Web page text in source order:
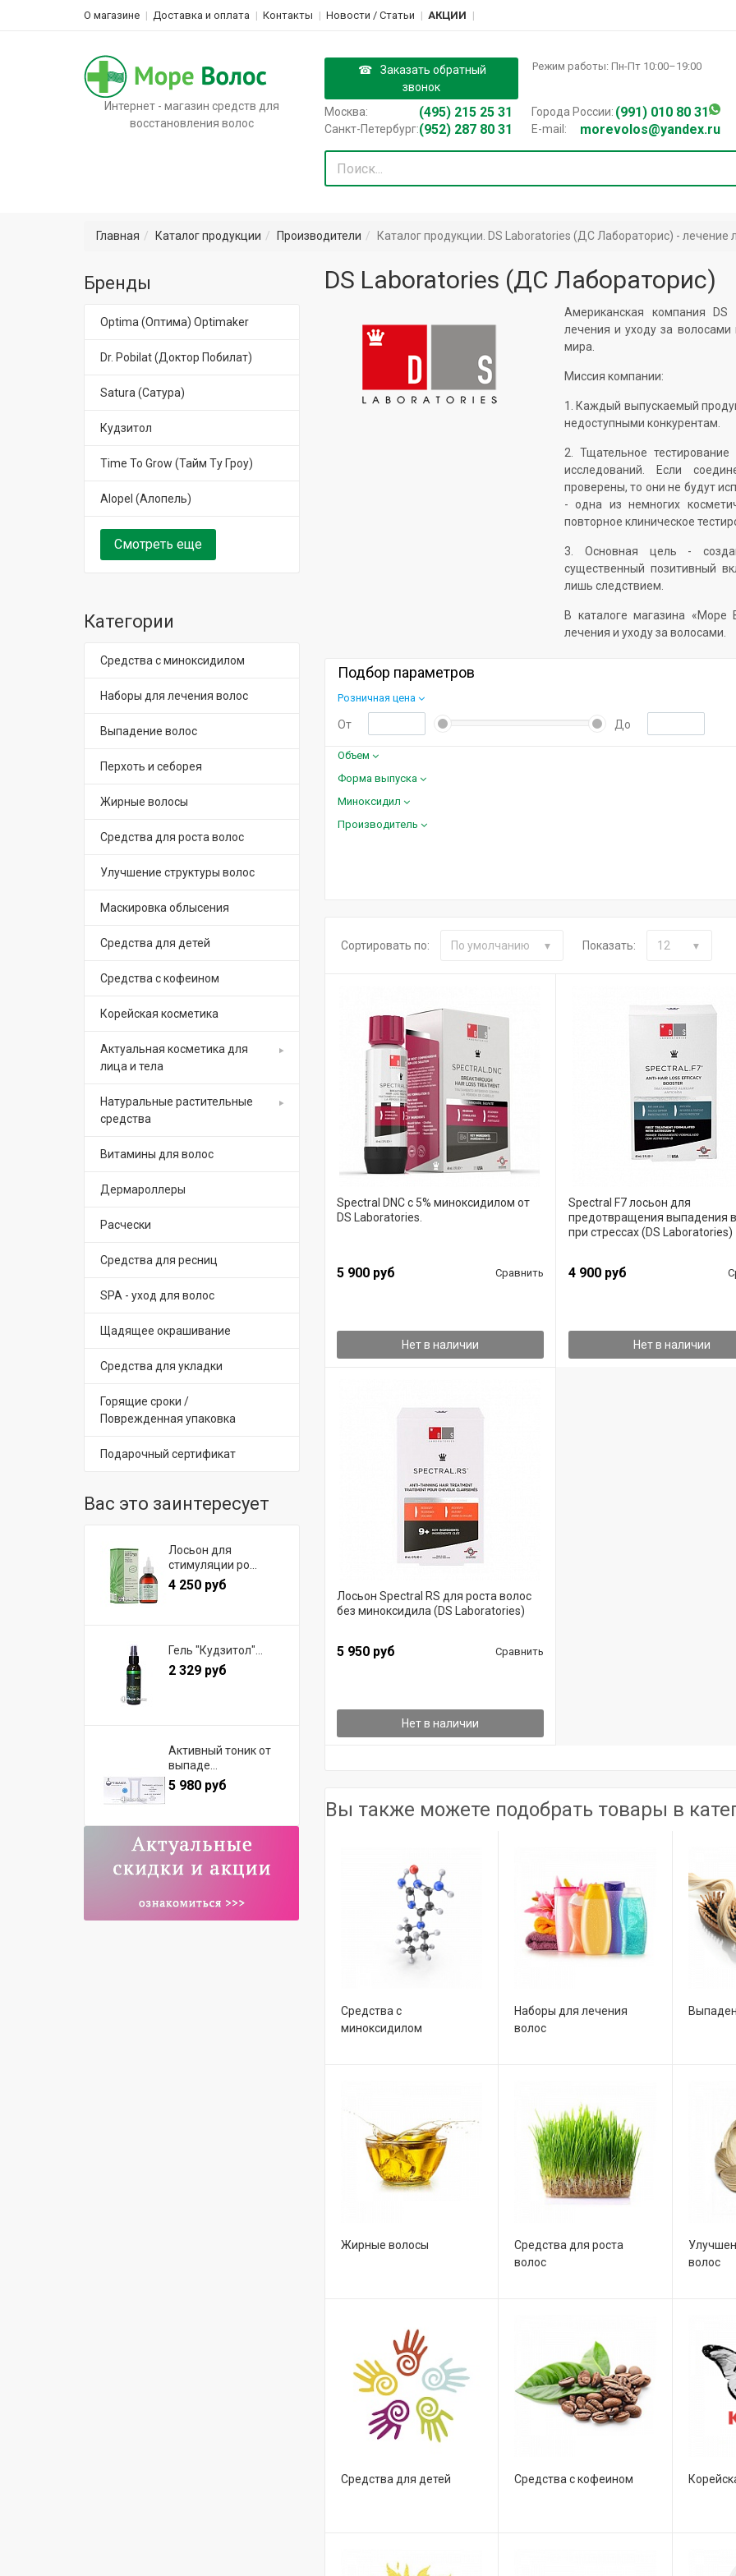
О магазине Доставка и оплата Контакты Новости / Cтатьи АКЦИИ
Интернет - магазин средств для
восстановления волос
Заказать обратный
звонок
Режим работы: Пн-Пт 10:00–19:00
Москва: (495) 215 25 31
Санкт-Петербург:(952) 287 80 31
Города России: (991) 010 80 31
E-mail: morevolos@yandex.ru
Главная Каталог продукции Производители Каталог продукции. DS Laboratories (ДС Лабораторис) - лечение
DS Laboratories (ДС Лабораторис)
Американская компания
лечения и уходу за
мира.
Миссия компании:
1. Каждый выпускаемый
недоступными конкурентам.
2. Тщательное
исследований. Если
проверены, то они не будут
- одна из немногих
повторное клиническое
3. Основная цель -
существенный позитивный
лишь следствием.
В каталоге магазина «Море
лечения и уходу за волосами.
Подбор параметров
Розничная цена
От До
Объем
Форма выпуска
Миноксидил
Производитель
Сортировать по: По умолчанию Показать: 12
Spectral DNC с 5% миноксидилом от
DS Laboratories.
5 900 руб Сравнить
Нет в наличии
Spectral F7 лосьон для
предотвращения выпадения
при стрессах (DS Laboratories)
4 900 руб
Нет в наличии
Лосьон Spectral RS для роста волос
без миноксидила (DS Laboratories)
5 950 руб Сравнить
Нет в наличии
Вы также можете подобрать товары в
Средства с
миноксидилом
Наборы для лечения
волос
Жирные волосы
Средства для роста
волос
волос
Средства для детей Средства с кофеином
Бренды
Optima (Оптима) Optimaker
Dr. Pobilat (Доктор Побилат)
Satura (Сатура)
Кудзитол
Time To Grow (Тайм Ту Гроу)
Alopel (Алопель)
Смотреть еще
Категории
Средства с миноксидилом
Наборы для лечения волос
Выпадение волос
Перхоть и себорея
Жирные волосы
Средства для роста волос
Улучшение структуры волос
Маскировка облысения
Средства для детей
Средства с кофеином
Корейская косметика
Актуальная косметика для
лица и тела
Натуральные растительные
средства
Витамины для волос
Дермароллеры
Расчески
Средства для ресниц
SPA - уход для волос
Щадящее окрашивание
Средства для укладки
Горящие сроки /
Поврежденная упаковка
Подарочный сертификат
Вас это заинтересует
Лосьон для
стимуляции ро...
4 250 руб
Гель "Кудзитол"...
2 329 руб
Активный тоник от
выпаде...
5 980 руб